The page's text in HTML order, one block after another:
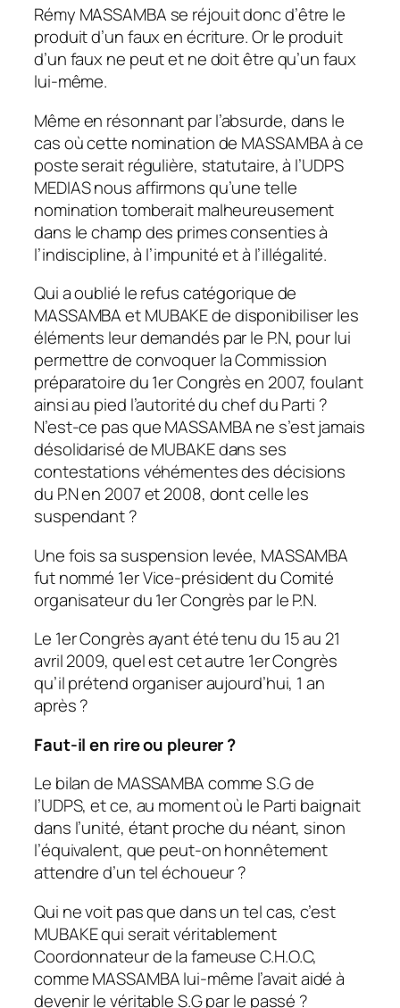
Rémy MASSAMBA se réjouit donc d’être le
produit d’un faux en écriture. Or le produit
d’un faux ne peut et ne doit être qu’un faux
lui-même.
Même en résonnant par l’absurde, dans le
cas où cette nomination de MASSAMBA à ce
poste serait régulière, statutaire, à l’UDPS
MEDIAS nous affirmons qu’une telle
nomination tomberait malheureusement
dans le champ des primes consenties à
l’indiscipline, à l’impunité et à l’illégalité.
Qui a oublié le refus catégorique de
MASSAMBA et MUBAKE de disponibiliser les
éléments leur demandés par le P.N, pour lui
permettre de convoquer la Commission
préparatoire du 1er Congrès en 2007, foulant
ainsi au pied l’autorité du chef du Parti ?
N’est-ce pas que MASSAMBA ne s’est jamais
désolidarisé de MUBAKE dans ses
contestations véhémentes des décisions
du P.N en 2007 et 2008, dont celle les
suspendant ?
Une fois sa suspension levée, MASSAMBA
fut nommé 1er Vice-président du Comité
organisateur du 1er Congrès par le P.N.
Le 1er Congrès ayant été tenu du 15 au 21
avril 2009, quel est cet autre 1er Congrès
qu’il prétend organiser aujourd’hui, 1 an
après ?
Faut-il en rire ou pleurer ?
Le bilan de MASSAMBA comme S.G de
l’UDPS, et ce, au moment où le Parti baignait
dans l’unité, étant proche du néant, sinon
l’équivalent, que peut-on honnêtement
attendre d’un tel échoueur ?
Qui ne voit pas que dans un tel cas, c’est
MUBAKE qui serait véritablement
Coordonnateur de la fameuse C.H.O.C,
comme MASSAMBA lui-même l’avait aidé à
devenir le véritable S.G par le passé ?